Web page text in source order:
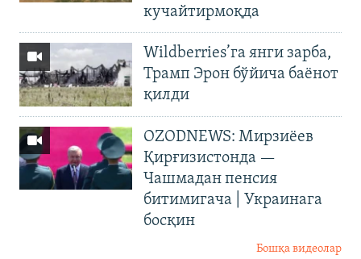
кучайтирмоқда
Wildberries’га янги зарба,
Трамп Эрон бўйича баёнот
қилди
OZODNEWS: Мирзиёев
Қирғизистонда —
Чашмадан пенсия
битимигача | Украинага
босқин
Бошқа видеолар